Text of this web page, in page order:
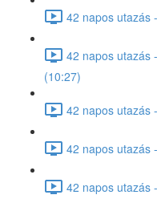
42 napos utazás
42 napos utazás
(10:27)
42 napos utazás
42 napos utazás
42 napos utazás